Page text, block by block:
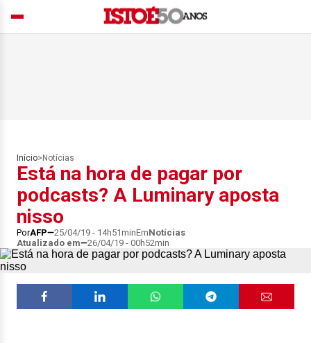
Início> Notícias
Está na hora de pagar por
podcasts? A Luminary aposta
nisso
PorAFP 25/04/19 - 14h51minEmNotícias
Atualizado em
26/04/19 - 00h52min